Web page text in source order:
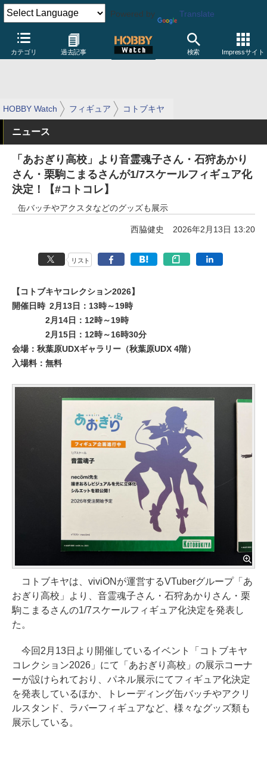
Powered by Translate
カテゴリ 過去記事 検索 Impressサイト
HOBBY Watch フィギュア コトブキヤ
ニュース
「あおぎり高校」より音霊魂子さん・石狩あかり
さん・栗駒こまるさんが1/7スケールフィギュア化
決定！【#コトコレ】
缶バッチやアクスタなどのグッズも展示
西脇健史 2026年2月13日 13:20
リスト
【コトブキヤコレクション2026】
開催日時 2月13日：13時～19時
2月14日：12時～19時
2月15日：12時～16時30分
会場：秋葉原UDXギャラリー（秋葉原UDX 4階）
入場料：無料
コトブキヤは、viviONが運営するVTuberグループ「あ
おぎり高校」より、音霊魂子さん・石狩あかりさん・栗
駒こまるさんの1/7スケールフィギュア化決定を発表し
た。
今回2月13日より開催しているイベント「コトブキヤ
コレクション2026」にて「あおぎり高校」の展示コーナ
ーが設けられており、パネル展示にてフィギュア化決定
を発表しているほか、トレーディング缶バッチやアクリ
ルスタンド、ラバーフィギュアなど、様々なグッズ類も
展示している。